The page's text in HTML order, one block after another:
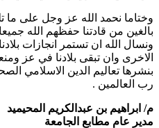
وختاما نحمد الله عز وجل على ما
بالغين من قادتنا حفظهم الله
ونسال الله ان تستمر انجازات
الاخرى وان تبقى بلادنا في عز
بنشرها تعاليم الدين الاسلامي
رب العالمين .
م/ ابراهيم بن عبدالكريم المحيميد
مدير عام مطابع الجامعة